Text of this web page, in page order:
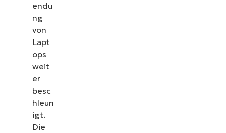
endu
ng
von
Lapt
ops
weit
er
besc
hleun
igt.
Die